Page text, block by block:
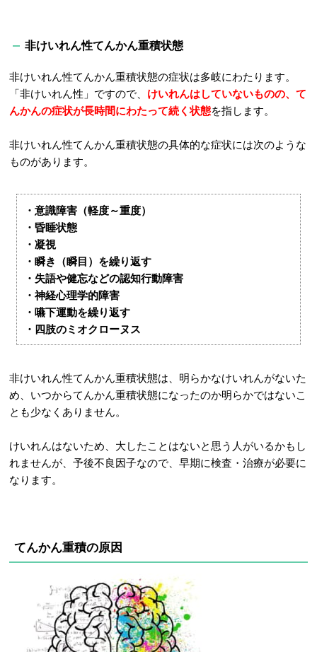
非けいれん性てんかん重積状態
非けいれん性てんかん重積状態の症状は多岐にわたります。
「非けいれん性」ですので、 けいれんはしていないものの、て
んかんの症状が長時間にわたって続く状態を指します。
非けいれん性てんかん重積状態の具体的な症状には次のような
ものがあります。
・意識障害（軽度～重度）
・昏睡状態
・凝視
・瞬き（瞬目）を繰り返す
・失語や健忘などの認知行動障害
・神経心理学的障害
・嚥下運動を繰り返す
・四肢のミオクローヌス
非けいれん性てんかん重積状態は、明らかなけいれんがないた
め、いつからてんかん重積状態になったのか明らかではないこ
とも少なくありません。
けいれんはないため、大したことはないと思う人がいるかもし
れませんが、予後不良因子なので、早期に検査・治療が必要に
なります。
てんかん重積の原因